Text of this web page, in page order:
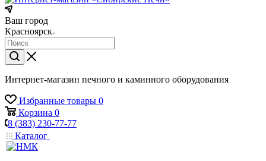
Ваш город
Красноярск
Интернет-магазин печного и каминного оборудования
Избранные товары 0
Корзина 0
8 (383) 230-77-77
Каталог